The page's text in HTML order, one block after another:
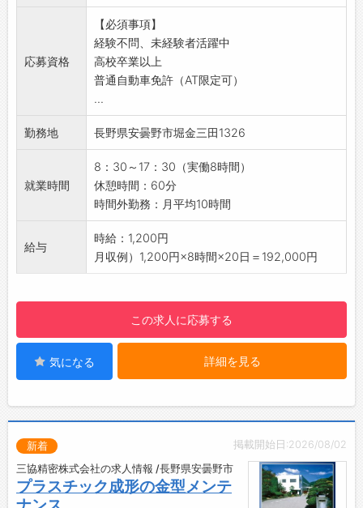
◆倉庫内業務をとおして、商品知識や業務の進
め方を覚えていただきます！
■将来的に
・正社員を目指して就業可能！
・雇用切替後は営業職として活躍していただき
ます◎
・既存の顧客への受注等のルート営業です
◆地域の農家様とコミュニケーションを取りな
【未経験でも安心！】
・イチから始められる環境が整っています！
・事務処理や倉庫内作業を経験し、製品の知識
を身につけていきます。
【研修】
【職場環境】
・落ち着いた雰囲気の営業所です。
・やわらかいタイプの社員が活躍しておりま
・既存のお客様と末永くお付き合いする事を大
切にし、受注を受けるだけでなくコミュニケー
【求めている方】
・農業分野に興味がある
応募資格
【必須事項】
経験不問、未経験者活躍中
高校卒業以上
普通自動車免許（AT限定可）
...
勤務地 長野県安曇野市堀金三田1326
就業時間
8：30～17：30（実働8時間）
休憩時間：60分
時間外勤務：月平均10時間
給与
時給：1,200円
月収例）1,200円×8時間×20日＝192,000円
この求人に応募する
気になる 詳細を見る
掲載開始日:2026/08/02
新着
三協精密株式会社の求人情報 /長野県安曇野市
プラスチック成形の金型メンテ